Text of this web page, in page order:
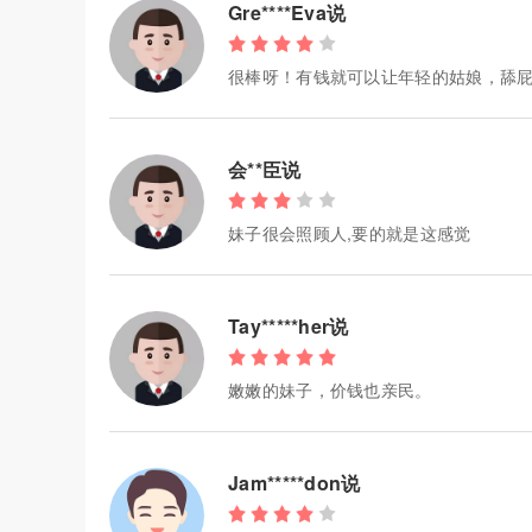
Gre****Eva说
很棒呀！有钱就可以让年轻的姑娘，舔
会**臣说
妹子很会照顾人,要的就是这感觉
Tay*****her说
嫩嫩的妹子，价钱也亲民。
Jam*****don说